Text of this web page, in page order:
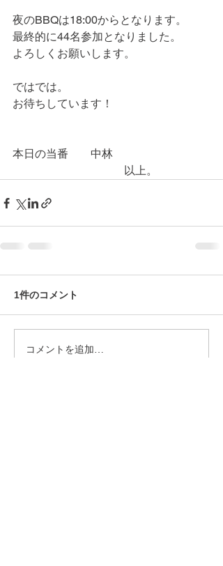
夜のBBQは18:00からとなります。
最終的に44名参加となりました。
よろしくお願いします。
ではでは。
お待ちしています！
本日の当番　　中林
以上。
1件のコメント
コメントを追加…